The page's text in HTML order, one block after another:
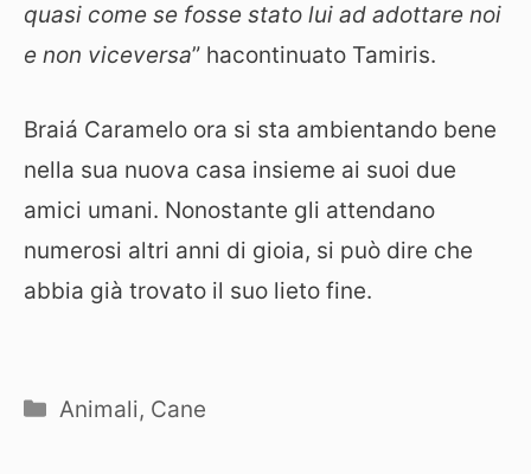
quasi come se fosse stato lui ad adottare noi
e non viceversa” hacontinuato Tamiris.
Braiá Caramelo ora si sta ambientando bene
nella sua nuova casa insieme ai suoi due
amici umani. Nonostante gli attendano
numerosi altri anni di gioia, si può dire che
abbia già trovato il suo lieto fine.
Categorie
Animali, Cane